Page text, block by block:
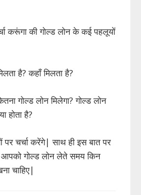
करूंगा की गोल्ड लोन के कई पहलूयों
है? कहाँ मिलता है?
गोल्ड लोन मिलेगा? गोल्ड लोन
होता है?
पर चर्चा करेंगे| साथ ही इस बात पर
आपको गोल्ड लोन लेते समय किन
चाहिए|